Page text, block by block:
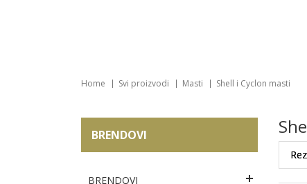
Home Svi proizvodi Masti Shell i Cyclon masti
BRENDOVI
BRENDOVI